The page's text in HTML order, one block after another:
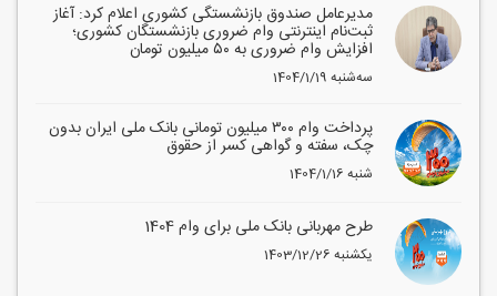
مدیرعامل صندوق بازنشستگی کشوری اعلام کرد: آغاز
ثبت‌نام اینترنتی وام ضروری بازنشستگان کشوری؛
افزایش وام ضروری به ۵۰ میلیون تومان
1404/1/19 سه‌شنبه
پرداخت وام ۳۰۰ میلیون تومانی بانک ملی ایران بدون
چک، سفته و گواهی کسر از حقوق
1404/1/16 شنبه
طرح مهربانی بانک ملی برای وام 1404
1403/12/26 یکشنبه